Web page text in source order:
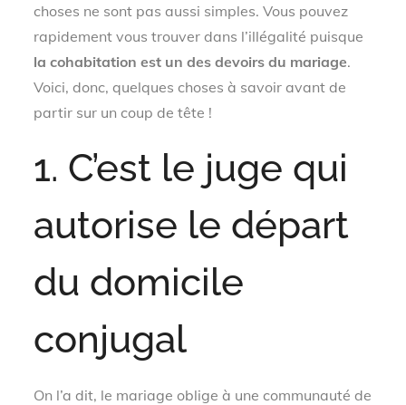
choses ne sont pas aussi simples. Vous pouvez
rapidement vous trouver dans l’illégalité puisque
la cohabitation est un des devoirs du mariage.
Voici, donc, quelques choses à savoir avant de
partir sur un coup de tête !
1. C’est le juge qui
autorise le départ
du domicile
conjugal
On l’a dit, le mariage oblige à une communauté de